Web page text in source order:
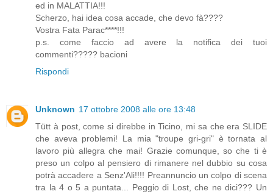
ed in MALATTIA!!!
Scherzo, hai idea cosa accade, che devo fà????
Vostra Fata Parac****!!!
p.s. come faccio ad avere la notifica dei tuoi
commenti????? bacioni
Rispondi
Unknown 17 ottobre 2008 alle ore 13:48
Tütt à post, come si direbbe in Ticino, mi sa che era SLIDE
che aveva problemi! La mia "troupe gri-gri" è tornata al
lavoro più allegra che mai! Grazie comunque, so che ti è
preso un colpo al pensiero di rimanere nel dubbio su cosa
potrà accadere a Senz'Ali!!!! Preannuncio un colpo di scena
tra la 4 o 5 a puntata... Peggio di Lost, che ne dici??? Un